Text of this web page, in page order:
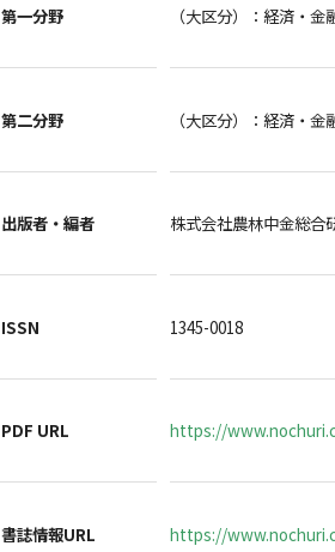
第一分野 （大区分）：経済・
第二分野 （大区分）：経済・
出版者・編者 株式会社農林中金総
ISSN 1345-0018
PDF URL https://
書誌情報URL https://